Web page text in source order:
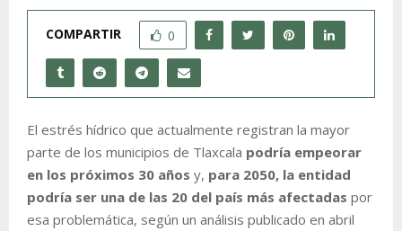
COMPARTIR 0
El estrés hídrico que actualmente registran la mayor
parte de los municipios de Tlaxcala podría empeorar
en los próximos 30 años y, para 2050, la entidad
podría ser una de las 20 del país más afectadas por
esa problemática, según un análisis publicado en abril